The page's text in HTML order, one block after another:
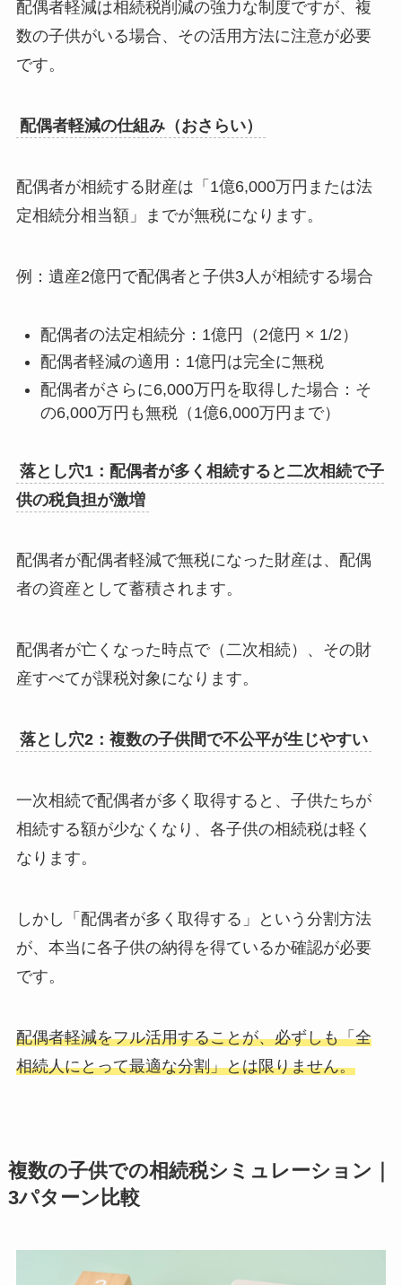
配偶者軽減は相続税削減の強力な制度ですが、複
数の子供がいる場合、その活用方法に注意が必要
です。
配偶者軽減の仕組み（おさらい）
配偶者が相続する財産は「1億6,000万円または法
定相続分相当額」までが無税になります。
例：遺産2億円で配偶者と子供3人が相続する場合
配偶者の法定相続分：1億円（2億円 × 1/2）
配偶者軽減の適用：1億円は完全に無税
配偶者がさらに6,000万円を取得した場合：そ
の6,000万円も無税（1億6,000万円まで）
落とし穴1：配偶者が多く相続すると二次相続で子
供の税負担が激増
配偶者が配偶者軽減で無税になった財産は、配偶
者の資産として蓄積されます。
配偶者が亡くなった時点で（二次相続）、その財
産すべてが課税対象になります。
落とし穴2：複数の子供間で不公平が生じやすい
一次相続で配偶者が多く取得すると、子供たちが
相続する額が少なくなり、各子供の相続税は軽く
なります。
しかし「配偶者が多く取得する」という分割方法
が、本当に各子供の納得を得ているか確認が必要
です。
配偶者軽減をフル活用することが、必ずしも「全
相続人にとって最適な分割」とは限りません。
複数の子供での相続税シミュレーション｜
3パターン比較